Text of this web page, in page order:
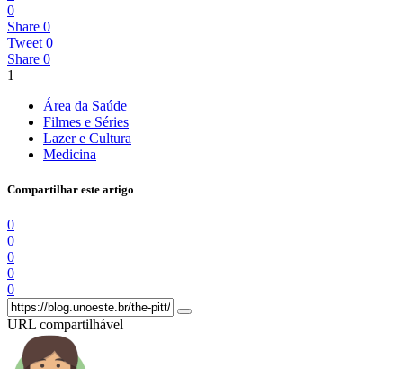
0
Share 0
Tweet 0
Share 0
1
Área da Saúde
Filmes e Séries
Lazer e Cultura
Medicina
Compartilhar este artigo
0
0
0
0
0
URL compartilhável